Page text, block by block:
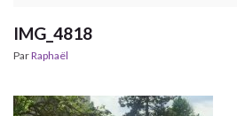
IMG_4818
ParRaphaël